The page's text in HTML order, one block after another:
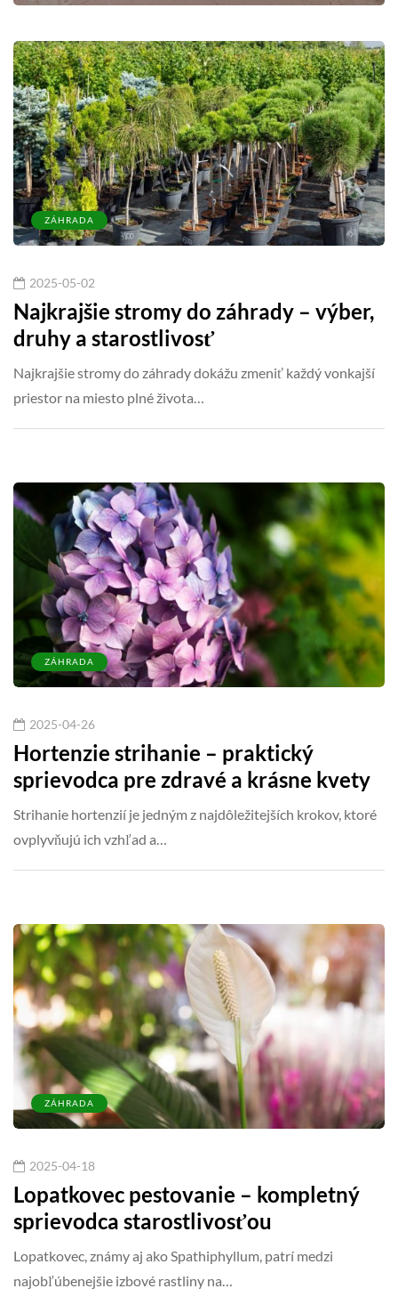
ZÁHRADA
2025-05-02
Najkrajšie stromy do záhrady – výber,
druhy a starostlivosť
Najkrajšie stromy do záhrady dokážu zmeniť každý vonkajší
priestor na miesto plné života…
ZÁHRADA
2025-04-26
Hortenzie strihanie – praktický
sprievodca pre zdravé a krásne kvety
Strihanie hortenzií je jedným z najdôležitejších krokov, ktoré
ovplyvňujú ich vzhľad a…
ZÁHRADA
2025-04-18
Lopatkovec pestovanie – kompletný
sprievodca starostlivosťou
Lopatkovec, známy aj ako Spathiphyllum, patrí medzi
najobľúbenejšie izbové rastliny na…